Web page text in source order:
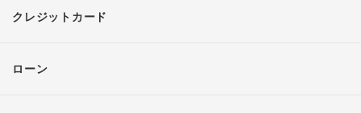
クレジットカード
ローン